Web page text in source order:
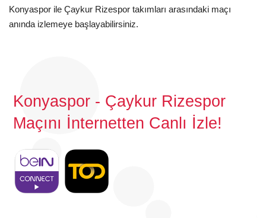
Konyaspor ile Çaykur Rizespor takımları arasındaki maçı
anında izlemeye başlayabilirsiniz.
Konyaspor - Çaykur Rizespor
Maçını İnternetten Canlı İzle!